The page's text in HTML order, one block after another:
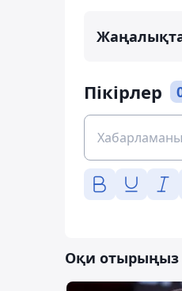
Пікірлер
Оқи отырыңыз